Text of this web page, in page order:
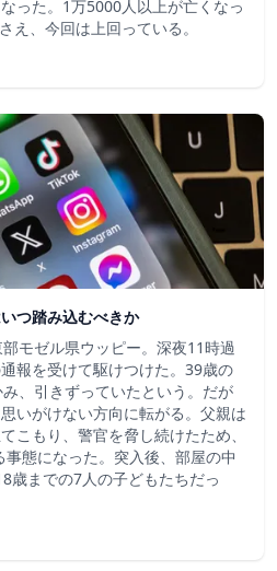
った。1万5000人以上が亡くなっ
え、今回は上回っている。
つ踏み込むべきか
モゼル県ウッピー。深夜11時過
報を受けて駆けつけた。39歳の
、引きずっていたという。だが
いがけない方向に転がる。父親は
こもり、警官を脅し続けたため、
態になった。突入後、部屋の中
歳までの7人の子どもたちだっ